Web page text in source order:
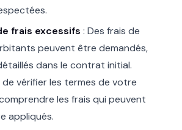
frais excessifs : Des frais de
peuvent être demandés,
dans le contrat initial.
vérifier les termes de votre
les frais qui peuvent
appliqués.